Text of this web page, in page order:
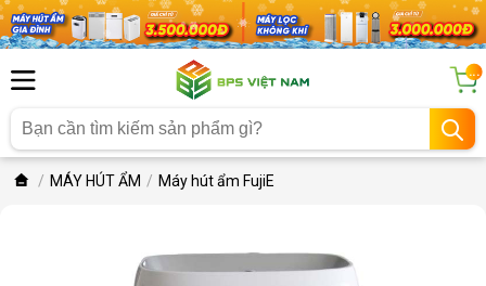
...
MÁY HÚT ẨM Máy hút ẩm FujiE